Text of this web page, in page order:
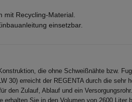
mit Recycling-Material.
einsetzbar.
die ohne Schweißnähte bzw.
30) erreicht der REGENTA durch die sehr
den Zulauf, Ablauf und ein
erhalten Sie in den Volumen von 2600 Liter